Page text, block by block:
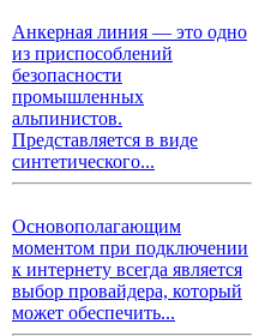
Анкерная линия — это одно
из приспособлений
безопасности
промышленных
альпинистов.
Представляется в виде
синтетического...
Основополагающим
моментом при подключении
к интернету всегда является
выбор провайдера, который
может обеспечить...